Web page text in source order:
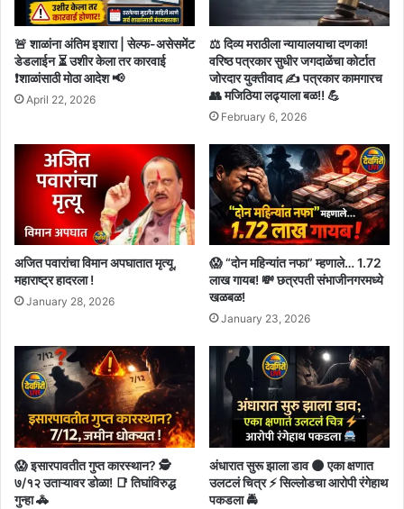
🚨 शाळांना अंतिम इशारा | सेल्फ-असेसमेंट
डेडलाईन ⏳ उशीर केला तर कारवाई
❗शाळांसाठी मोठा आदेश 📢
April 22, 2026
⚖️ दिव्य मराठीला न्यायालयाचा दणका!
वरिष्ठ पत्रकार सुधीर जगदाळेंचा कोर्टात
जोरदार युक्तीवाद ✍️ पत्रकार कामगारच
👥 मजिठिया लढ्याला बळ!! 💪
February 6, 2026
अजित पवारांचा विमान अपघातात मृत्यू,
महाराष्ट्र हादरला !
January 28, 2026
😱 “दोन महिन्यांत नफा” म्हणाले… 1.72
लाख गायब! 💸 छत्रपती संभाजीनगरमध्ये
खळबळ!
January 23, 2026
😱 इसारपावतीत गुप्त कारस्थान? 🕵️
७/१२ उताऱ्यावर डोळा! 📑 तिघांविरुद्ध
गुन्हा 🚓
अंधारात सुरू झाला डाव 🌑 एका क्षणात
उलटलं चित्र ⚡ सिल्लोडचा आरोपी रंगेहाथ
पकडला 🚔